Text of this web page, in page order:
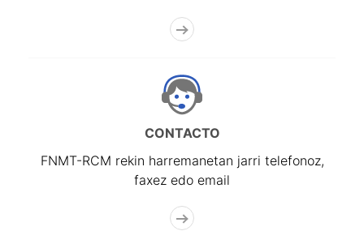
CONTACTO
FNMT-RCM rekin harremanetan jarri telefonoz,
faxez edo email